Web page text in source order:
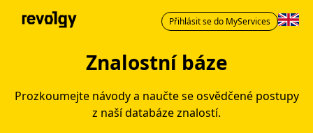
Přihlásit se do MyServices
Znalostní báze
Prozkoumejte návody a naučte se osvědčené postupy
z naší databáze znalostí.